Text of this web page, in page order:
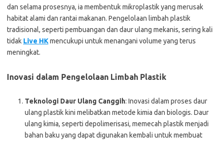
dan selama prosesnya, ia membentuk mikroplastik yang merusak
habitat alami dan rantai makanan. Pengelolaan limbah plastik
tradisional, seperti pembuangan dan daur ulang mekanis, sering kali
tidak Live HKmencukupi untuk menangani volume yang terus
meningkat.
Inovasi dalam Pengelolaan Limbah Plastik
Teknologi Daur Ulang Canggih: Inovasi dalam proses daur
ulang plastik kini melibatkan metode kimia dan biologis. Daur
ulang kimia, seperti depolimerisasi, memecah plastik menjadi
bahan baku yang dapat digunakan kembali untuk membuat